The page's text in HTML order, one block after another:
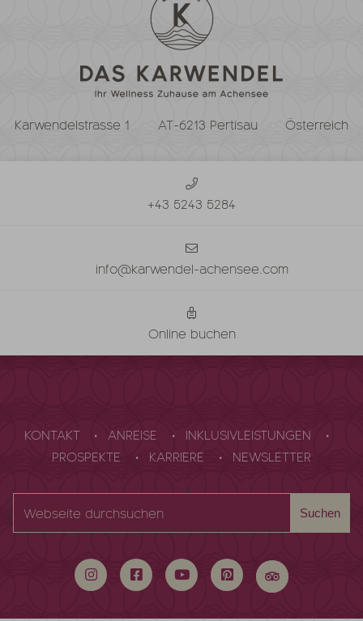
Karwendelstrasse 1 AT-6213 Pertisau Österreich
+43 5243 5284
info@karwendel-achensee.com
Online buchen
KONTAKT ANREISE
INKLUSIVLEISTUNGEN
PROSPEKTE
KARRIERE NEWSLETTER
durchsuchen
Suchen